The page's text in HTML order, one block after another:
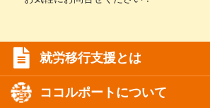
就労移行支援とは
ココルポートについて